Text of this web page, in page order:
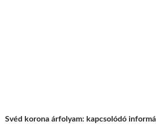
Svéd korona árfolyam: kapcsolódó